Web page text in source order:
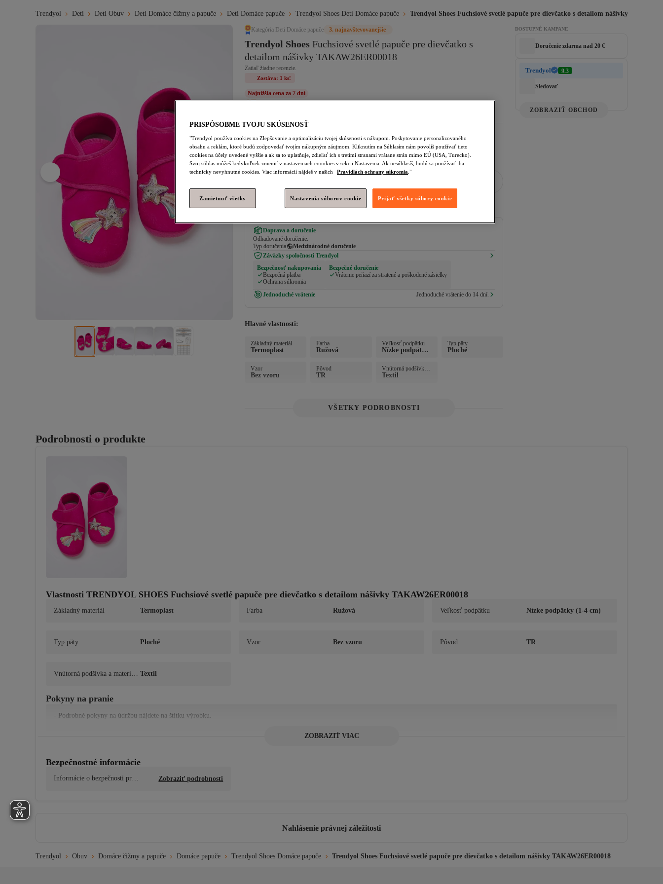
Trendyol Deti Deti Obuv Deti Domáce čižmy a papuče Deti Domáce papuče Trendyol Shoes Deti Domáce papuče Trendyol Shoes Fuchsiové svetlé papuče pre dievčatko s detailom nášivky
Kategória Deti Domáce papuče 3. najnavštevovanejšie
Trendyol Shoes Fuchsiové svetlé papuče pre dievčatko s
detailom nášivky TAKAW26ER00018
Zatiaľ žiadne recenzie.
Zostáva: 1 ks!
Najnižšia cena za 7 dní
17,55€
Veľkosť: 28
25
26 27 28 29 30
Doprava a doručenie
Odhadované doručenie:
Typ doručenia
Medzinárodné doručenie
Záväzky spoločnosti Trendyol
Bezpečnosť nakupovania
Bezpečná platba
Ochrana súkromia
Bezpečné doručenie
Vrátenie peňazí za stratené a poškodené zásielky
Jednoduché vrátenie Jednoduché vrátenie do 14 dní.
Hlavné vlastnosti:
Základný materiál
Termoplast
Farba
Ružová
Veľkosť podpätku
Nízke podpätky
Typ päty
Ploché
Vzor
Bez vzoru
Pôvod
TR
Vnútorná podšívka a
materiál vnútornej po
Textil
VŠETKY PODROBNOSTI
DOSTUPNÉ KAMPANE
Doručenie zdarma nad 20 €
Trendyol 9.3
Sledovať
ZOBRAZIŤ OBCHOD
Podrobnosti o produkte
Vlastnosti TRENDYOL SHOES Fuchsiové svetlé papuče pre dievčatko s detailom nášivky TAKAW26ER00018
Základný materiál Termoplast Farba Ružová Veľkosť podpätku Nízke podpätky (1-4 cm)
Typ päty Ploché Vzor Bez vzoru Pôvod TR
Vnútorná podšívka a materiál
Textil
Pokyny na pranie
- Podrobné pokyny na údržbu nájdete na štítku výrobku.
100% Velvet
ZOBRAZIŤ VIAC
Bezpečnostné informácie
Informácie o bezpečnosti prod
Zobraziť podrobnosti
Nahlásenie právnej záležitosti
Trendyol Obuv Domáce čižmy a papuče Domáce papuče Trendyol Shoes Domáce papuče Trendyol Shoes Fuchsiové svetlé papuče pre dievčatko s detailom nášivky TAKAW26ER00018
PRISPÔSOBME TVOJU SKÚSENOSŤ
"Trendyol používa cookies na Zlepšovanie a optimalizáciu tvojej skúsenosti s nákupom. Poskytovanie personalizovaného
obsahu a reklám, ktoré budú zodpovedať tvojím nákupným záujmom. Kliknutím na Súhlasím nám povolíš používať tieto
cookies na účely uvedené vyššie a ak sa to uplatňuje, zdieľať ich s tretími stranami vrátane strán mimo EÚ (USA, Turecko).
Svoj súhlas môžeš kedykoľvek zmeniť v nastaveniach coookies v sekcii Nastavenia. Ak nesúhlasíš, budú sa používať iba
technicky nevyhnutné cookies. Viac informácií nájdeš v našich
Pravidlách ochrany súkromia ."
Zamietnuť všetky Nastavenia súborov cookie Prijať všetky súbory cookie